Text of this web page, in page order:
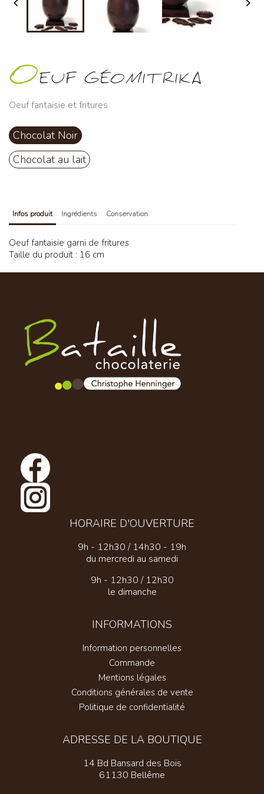
 
OEUF GÉOMITRIKA
Oeuf fantaisie et fritures
Chocolat Noir
Chocolat au lait
Infos produit Ingrédients Conservation
Oeuf fantaisie garni de fritures
Taille du produit : 16 cm
HORAIRE D'OUVERTURE
9h - 12h30 / 14h30 - 19h
du mercredi au samedi
9h - 12h30 / 12h30
le dimanche
INFORMATIONS
Information personnelles
Commande
Mentions légales
Conditions générales de vente
Politique de confidentialité
ADRESSE DE LA BOUTIQUE
14 Bd Bansard des Bois
61130 Bellême